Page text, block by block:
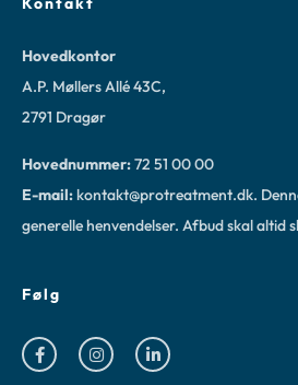
Hovedkontor
A.P. Møllers Allé 43C,
2791 Dragør
Hovednummer:72 51 00 00
E-mail:kontakt@protreatment.dk.
generelle henvendelser. Afbud skal altid
Følg